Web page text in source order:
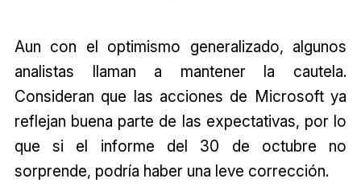
Aun con el optimismo generalizado, algunos
analistas llaman a mantener la cautela.
Consideran que las acciones de Microsoft ya
reflejan buena parte de las expectativas, por lo
que si el informe del 30 de octubre no
sorprende, podría haber una leve corrección.